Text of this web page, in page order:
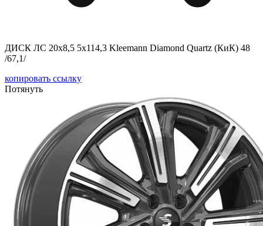
ДИСК ЛС 20x8,5 5x114,3 Kleemann Diamond Quartz (КиК) 48
/67,1/
копировать ссылку
Потянуть